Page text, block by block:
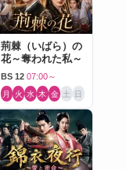
荊棘（いばら）の
花～奪われた私～
BS 12 07:00～
月 火 水 木 金 土 日